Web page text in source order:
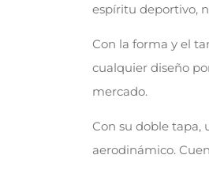
espíritu deportivo,
Con la forma y el
cualquier diseño
mercado.
Con su doble tapa,
aerodinámico.